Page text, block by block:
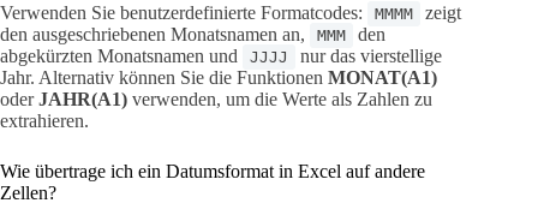
Verwenden Sie benutzerdefinierte Formatcodes:
MMMM
zeigt
den ausgeschriebenen Monatsnamen an,
MMM
den
abgekürzten Monatsnamen und
JJJJ
nur das vierstellige
Jahr. Alternativ können Sie die Funktionen MONAT(A1)
oderJAHR(A1) verwenden, um die Werte als Zahlen zu
extrahieren.
Wie übertrage ich ein Datumsformat in Excel auf andere
Zellen?